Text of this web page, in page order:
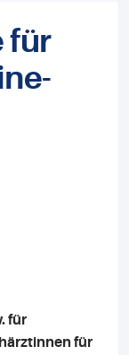
für
für
für